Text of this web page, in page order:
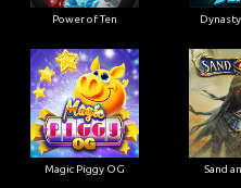
Power of Ten
Magic Piggy OG Sand